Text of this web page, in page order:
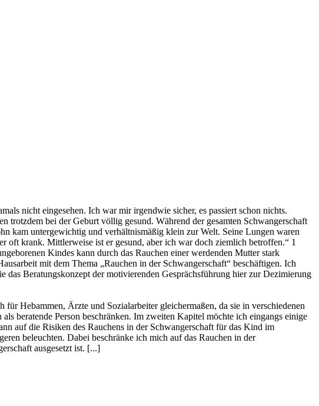
nicht eingesehen. Ich war mir irgendwie sicher, es passiert schon nichts.
trotzdem bei der Geburt völlig gesund. Während der gesamten Schwangerschaft
kam untergewichtig und verhältnismäßig klein zur Welt. Seine Lungen waren
krank. Mittlerweise ist er gesund, aber ich war doch ziemlich betroffen.“ 1
Kindes kann durch das Rauchen einer werdenden Mutter stark
mit dem Thema „Rauchen in der Schwangerschaft“ beschäftigen. Ich
das Beratungskonzept der motivierenden Gesprächsführung hier zur Dezimierung
Hebammen, Ärzte und Sozialarbeiter gleichermaßen, da sie in verschiedenen
beratende Person beschränken. Im zweiten Kapitel möchte ich eingangs einige
auf die Risiken des Rauchens in der Schwangerschaft für das Kind im
beleuchten. Dabei beschränke ich mich auf das Rauchen in der
ausgesetzt ist. [...]